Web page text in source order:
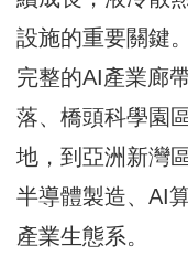
設施的重要關鍵
完整的AI產業廊
落、橋頭科學園
地，到亞洲新灣
半導體製造、AI
產業生態系。